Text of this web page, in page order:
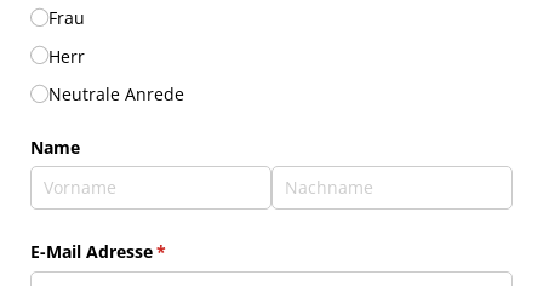
Frau
Herr
Neutrale Anrede
Name
E-Mail Adresse*
(erforderlich)